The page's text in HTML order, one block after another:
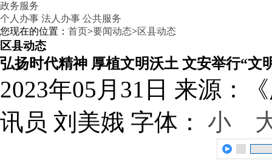
政务服务
个人办事 法人办事 公共服务
您现在的位置： 首页>要闻动态>区县动态
区县动态
弘扬时代精神 厚植文明沃土 文安举行“文
2023年05月31日 来源：
讯员 刘美娥 字体： 小